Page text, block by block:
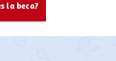
la beca?